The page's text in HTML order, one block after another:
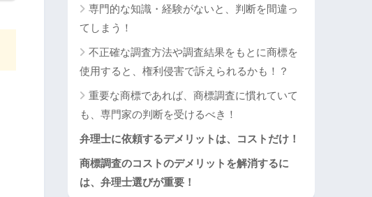
専門的な知識・経験がないと、判断を間違っ
てしまう！
不正確な調査方法や調査結果をもとに商標を
使用すると、権利侵害で訴えられるかも！？
重要な商標であれば、商標調査に慣れていて
も、専門家の判断を受けるべき！
弁理士に依頼するデメリットは、コストだけ！
商標調査のコストのデメリットを解消するに
は、弁理士選びが重要！